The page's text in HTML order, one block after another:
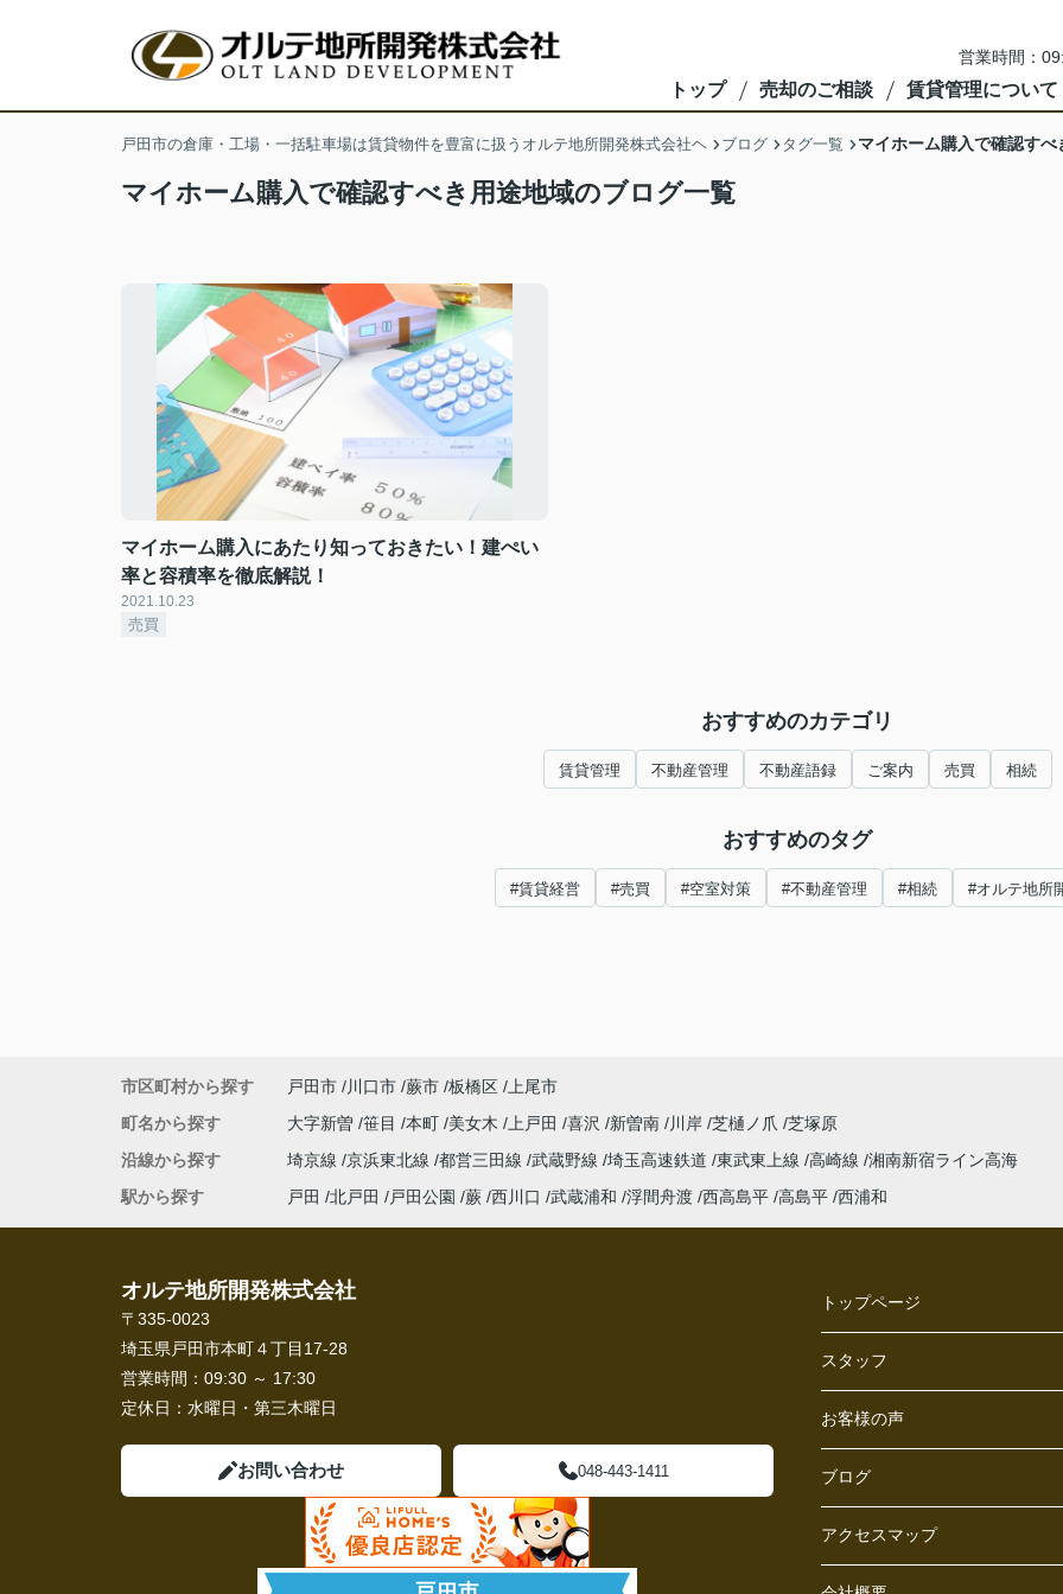
営業時間：
トップ 売却のご相談 賃貸管理について
戸田市の倉庫・工場・一括駐車場は賃貸物件を豊富に扱うオルテ地所開発株式会社ヘ ブログ タグ一覧 マイホーム購入で確認す
マイホーム購入で確認すべき用途地域のブログ一覧
マイホーム購入にあたり知っておきたい！建ぺい
率と容積率を徹底解説！
2021.10.23
売買
おすすめのカテゴリ
賃貸管理 不動産管理 不動産語録 ご案内 売買 相続
おすすめのタグ
#賃貸経営 #売買 #空室対策 #不動産管理 #相続 #オルテ地所
市区町村から探す 戸田市 川口市 蕨市 板橋区
上尾市
町名から探す
大字新曽 笹目 本町 美女木 上戸田 喜沢 新曽南 川岸 芝樋ノ爪
芝塚原
沿線から探す
埼京線 京浜東北線 都営三田線 武蔵野線 埼玉高速鉄道 東武東上線 高崎線 湘南新宿ライン高海
駅から探す
戸田 北戸田 戸田公園 蕨 西川口 武蔵浦和 浮間舟渡 西高島平 高島平 西浦和
オルテ地所開発株式会社
〒335-0023
埼玉県戸田市本町４丁目17-28
営業時間： 09:30 ～ 17:30
定休日： 水曜日・第三木曜日
お問い合わせ 048-443-1411
トップページ
スタッフ
お客様の声
ブログ
アクセスマップ